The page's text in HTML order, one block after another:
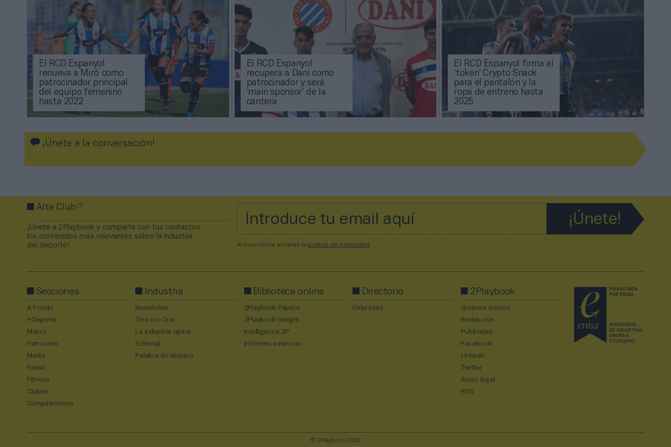
El RCD Espanyol
renueva a Miró como
patrocinador principal
del equipo femenino
hasta 2022
El RCD Espanyol
recupera a Dani como
patrocinador y será
‘main sponsor’ de la
cantera
El RCD Espanyol firma al
‘token’ Crypto Snack
para el pantalón y la
ropa de entreno hasta
2025
¡Únete a la conversación!
Alta Club2P
¡Únete a 2Playbook y comparte con tus contactos
los contenidos más relevantes sobre la industria
del deporte!
Al suscribirte aceptas la política de privacidad
Secciones
A Fondo
+Deporte
Macro
Patrocinio
Media
Retail
Fitness
Clubes
Competiciones
Industria
Newsletter
One-on-One
La industria opina
Editorial
Palabra de técnico
Biblioteca online
2Playbook Papers
2Playbook Insight
Intelligence 2P
Informes externos
Directorio
Empresas
2Playbook
Quiénes somos
Redacción
Publicidad
Facebook
Linkedin
Twitter
Aviso legal
RSS
© 2Playbook 2026